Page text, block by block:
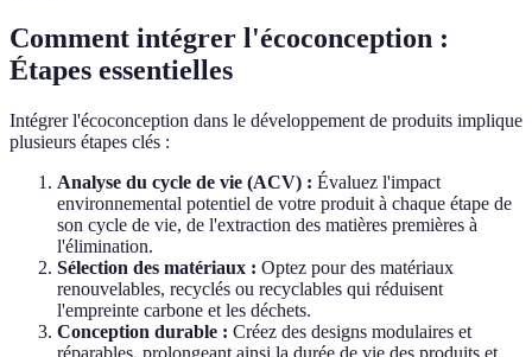
Comment intégrer l'écoconception :
Étapes essentielles
Intégrer l'écoconception dans le développement de produits implique
plusieurs étapes clés :
Analyse du cycle de vie (ACV) : Évaluez l'impact
environnemental potentiel de votre produit à chaque étape de
son cycle de vie, de l'extraction des matières premières à
l'élimination.
Sélection des matériaux : Optez pour des matériaux
renouvelables, recyclés ou recyclables qui réduisent
l'empreinte carbone et les déchets.
Conception durable : Créez des designs modulaires et